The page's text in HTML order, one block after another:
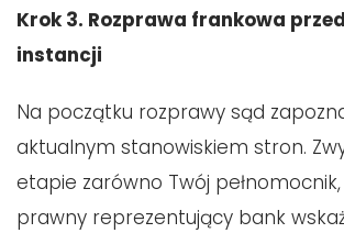
Krok 3. Rozprawa frankowa
instancji
Na początku rozprawy sąd
aktualnym stanowiskiem stron.
etapie zarówno Twój
prawny reprezentujący bank